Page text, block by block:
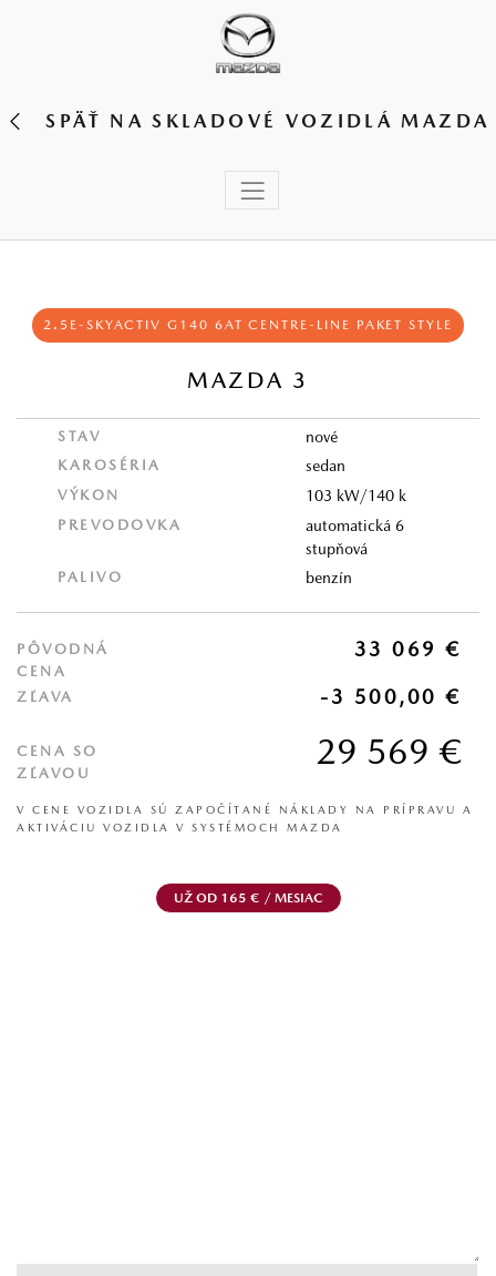
SPÄŤ NA SKLADOVÉ VOZIDLÁ MAZDA
2.5E-SKYACTIV G140 6AT CENTRE-LINE PAKET STYLE
MAZDA 3
STAV nové
KAROSÉRIA sedan
VÝKON 103 kW/140 k
PREVODOVKA
automatická 6
stupňová
PALIVO benzín
PÔVODNÁ
CENA
33 069 €
ZĽAVA -3 500,00 €
CENA SO
ZĽAVOU
29 569 €
V CENE VOZIDLA SÚ ZAPOČÍTANÉ NÁKLADY NA PRÍPRAVU A
AKTIVÁCIU VOZIDLA V SYSTÉMOCH MAZDA
UŽ OD 165 € / MESIAC